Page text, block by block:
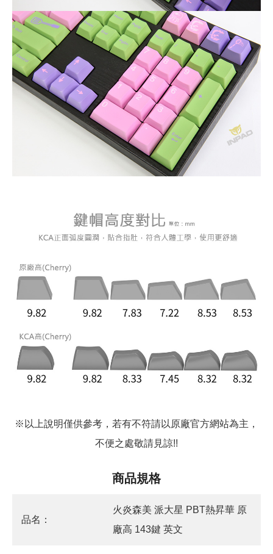
※以上說明僅供參考，若有不符請以原廠官方網站為主，
不便之處敬請見諒!!
商品規格
品名：
火炎森美 派大星 PBT熱昇華 原
廠高 143鍵 英文